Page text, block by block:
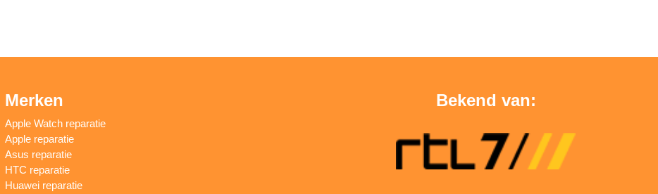
Merken
Apple Watch reparatie
Apple reparatie
Asus reparatie
HTC reparatie
Huawei reparatie
Bekend van: